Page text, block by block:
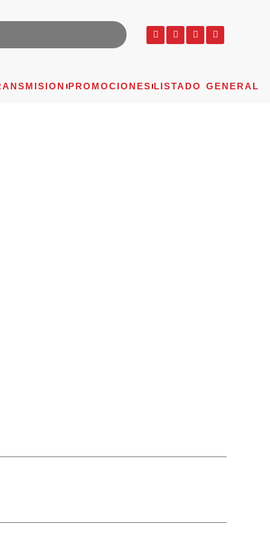
PROMOCIONES LISTADO GENERAL